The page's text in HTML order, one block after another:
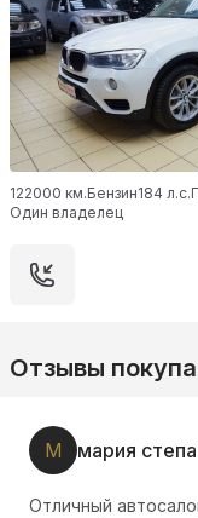
122000 км.Бензин184 л.с.
Один владелец
Отзывы
М мария
Отличный